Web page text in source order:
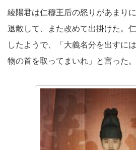
綾陽君は仁穆王后の怒りがあまり
退散して、また改めて出掛けた。
したようで、「大義名分を出すに
物の首を取ってまいれ」と言った。